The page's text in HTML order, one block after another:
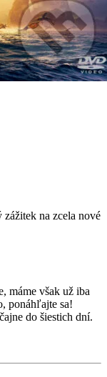
na zcela nové
máme však už iba
ponáhľajte sa!
do šiestich dní.